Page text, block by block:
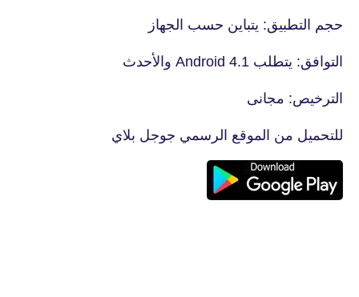
حجم التطبيق: يتباين حسب الجهاز
التوافق: يتطلب Android 4.1 والأحدث
الترخيص: مجانى
للتحميل من الموقع الرسمي جوجل بلاي